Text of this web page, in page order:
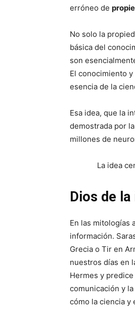
erróneo de
No solo la
básica del
son
El conocimiento
esencia de la
Esa idea, que la
demostrada por
millones de
La idea
Dios de
En las mitologías
información.
Grecia o Tir en
nuestros días en
Hermes y
comunicación y
cómo la ciencia y